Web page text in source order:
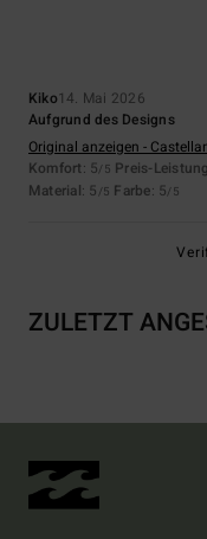
Kiko14. Mai 2026
Aufgrund des Designs
Original anzeigen -
Komfort: 5/5 Preis-
Material: 5 /5 Farbe: 5/5
ZULETZT